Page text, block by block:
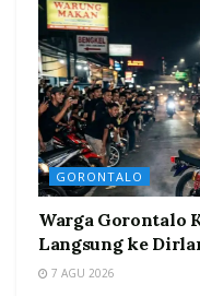
GORONTALO
Warga Gorontalo
Langsung ke
7 AGU 2026